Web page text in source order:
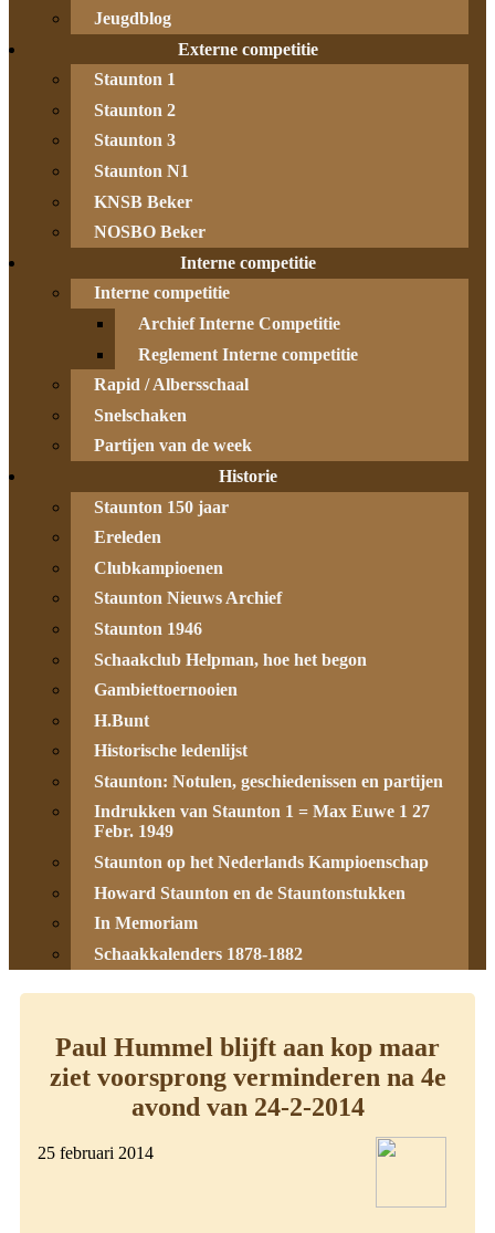
Jeugdblog
Externe competitie
Staunton 1
Staunton 2
Staunton 3
Staunton N1
KNSB Beker
NOSBO Beker
Interne competitie
Interne competitie
Archief Interne Competitie
Reglement Interne competitie
Rapid / Albersschaal
Snelschaken
Partijen van de week
Historie
Staunton 150 jaar
Ereleden
Clubkampioenen
Staunton Nieuws Archief
Staunton 1946
Schaakclub Helpman, hoe het begon
Gambiettoernooien
H.Bunt
Historische ledenlijst
Staunton: Notulen, geschiedenissen en partijen
Indrukken van Staunton 1 = Max Euwe 1 27
Febr. 1949
Staunton op het Nederlands Kampioenschap
Howard Staunton en de Stauntonstukken
In Memoriam
Schaakkalenders 1878-1882
Paul Hummel blijft aan kop maar
ziet voorsprong verminderen na 4e
avond van 24-2-2014
25 februari 2014